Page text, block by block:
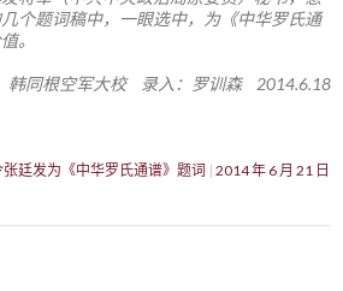
个题词稿中，一眼选中，为《中华罗氏通
。
韩同根空军大校 录入：罗训森 2014.6.18
廷发为《中华罗氏通谱》题词 2014 年 6 月 21 日